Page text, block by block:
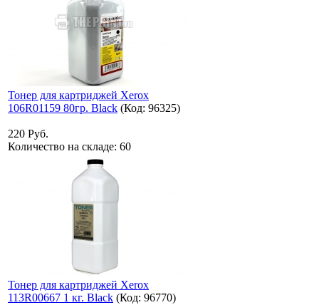
Тонер для картриджей Xerox
106R01159 80гр. Black (Код: 96325)
220 Руб.
Количество на складе: 60
Тонер для картриджей Xerox
113R00667 1 кг. Black (Код: 96770)